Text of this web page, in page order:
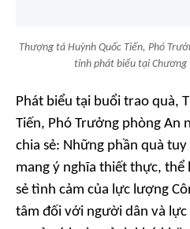
Thượng tá Huỳnh Quốc Tiến, Phó
tỉnh phát biểu tại Chương
Phát biểu tại buổi trao quà,
Tiến, Phó Trưởng phòng An
chia sẻ: Những phần quà
mang ý nghĩa thiết thực, thể
sẻ tình cảm của lực lượng
tâm đối với người dân và